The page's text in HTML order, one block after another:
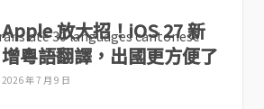
Apple 放大招！iOS 27 新
增粵語翻譯，出國更方便了
2026 年 7 月 9 日